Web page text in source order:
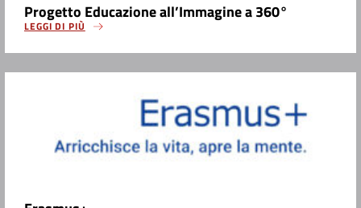
Progetto Educazione all’Immagine a 360°
LEGGI DI PIÙ